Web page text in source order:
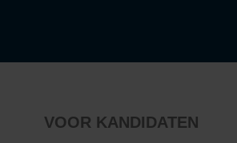
VOOR KANDIDATEN